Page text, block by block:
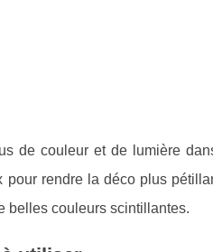
de couleur et de lumière
pour rendre la déco plus
belles couleurs scintillantes.